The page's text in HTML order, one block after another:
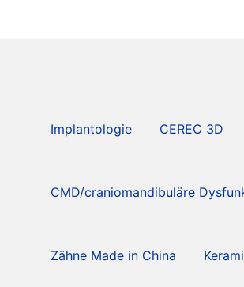
Implantologie CEREC 3D
CMD/craniomandibuläre
Zähne Made in China